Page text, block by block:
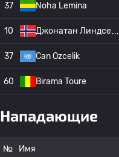
37 Noha Lemina
10 Джонатан Линдсе
37 Can Ozcelik
60 Birama Toure
Нападающие
№ Имя